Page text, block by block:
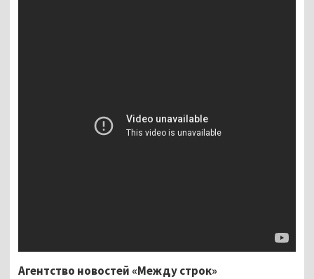
Агентство новостей «Между строк»